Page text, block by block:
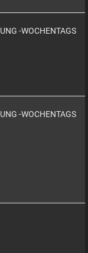
-WOCHENTAGS
-WOCHENTAGS